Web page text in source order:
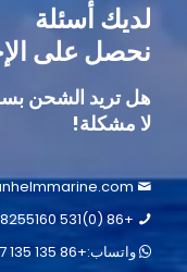
لديك أسئلة
نحصل على
هل تريد الشحن
لا مشكلة!
+86 (0)531 88255160
واتساب:+86 135 135 7317 2195